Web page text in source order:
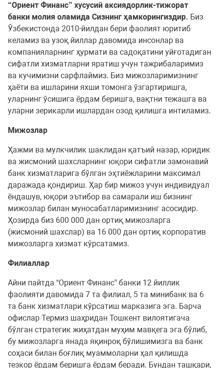
“Ориент Финанс” хусусий аксиядорлик-тижорат
банки молия оламида Cизнинг ҳамкорингиздир. Биз
Ўзбекистонда 2010-йилдан бери фаолият юритиб
келамиз ва узоқ йиллар давомида инсонлар ва
компанияларнинг ҳурмати ва садоқатини уйғотадиган
сифатли хизматларни яратиш учун тажрибаларимиз
ва кучимизни сарфлаймиз. Биз мижозларимизнинг
ҳаёти ва ишларини яхши томонга ўзгартиришга,
уларнинг ўсишига ёрдам беришга, вақтни тежашга ва
уларни зерикарли ишлардан озод қилишга интиламиз.
Мижозлар
Ҳажми ва мулкчилик шаклидан қатъий назар, юридик
ва жисмоний шахсларнинг юқори сифатли замонавий
банк хизматларига бўлган эҳтиёжларини максимал
даражада қондириш. Ҳар бир мижоз учун индивидуал
ёндашув, юқори эътибор ва самарали иш бизнинг
мижозлар билан муносабатларимизнинг асосидир.
Ҳозирда биз 600 000 дан ортиқ мижозларга
(жисмоний шахслар) ва 16 000 дан ортиқ корпоратив
мижозларга хизмат кўрсатамиз.
Филиаллар
Айни пайтда “Ориент Финанс” банки 12 йиллик
фаолияти давомида 7 та филиал, 5 та минибанк ва 6
та банк хизматлари кўрсатиш марказига эга. Барча
офислар Термиз шаҳридан Тошкент вилоятигача
бўлган стратегик жиҳатдан муҳим мавқега эга бўлиб,
бу мижозларга янада яқинроқ бўлишимизга ва банк
соҳаси билан боғлиқ муаммоларни ҳал қилишда
тезкор ёрдам беришга ёрдам беради. Бундан ташқари,